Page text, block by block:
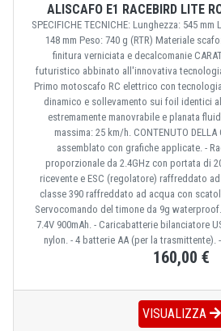
ALISCAFO E1 RACEBIRD LITE
SPECIFICHE TECNICHE: Lunghezza: 545
148 mm Peso: 740 g (RTR) Materiale
finitura verniciata e decalcomanie
futuristico abbinato all'innovativa
Primo motoscafo RC elettrico con
dinamico e sollevamento sui foil identici
estremamente manovrabile e planata
massima: 25 km/h. CONTENUTO DELLA
assemblato con grafiche applicate. -
proporzionale da 2.4GHz con portata di
ricevente e ESC (regolatore) raffreddato
classe 390 raffreddato ad acqua con
Servocomando del timone da 9g
7.4V 900mAh. - Caricabatterie bilanciatore
nylon. - 4 batterie AA (per la trasmittente).
160,00 €
VISUALIZZA